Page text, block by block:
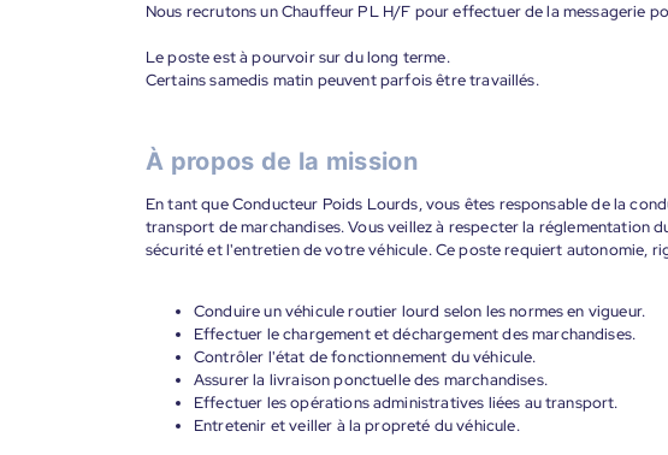
Nous recrutons un Chauffeur PL H/F pour effectuer de la messagerie
Le poste est à pourvoir sur du long terme.
Certains samedis matin peuvent parfois être travaillés.
À propos de la mission
En tant que Conducteur Poids Lourds, vous êtes responsable de la
transport de marchandises. Vous veillez à respecter la réglementation
sécurité et l'entretien de votre véhicule. Ce poste requiert autonomie,
Conduire un véhicule routier lourd selon les normes en vigueur.
Effectuer le chargement et déchargement des marchandises.
Contrôler l'état de fonctionnement du véhicule.
Assurer la livraison ponctuelle des marchandises.
Effectuer les opérations administratives liées au transport.
Entretenir et veiller à la propreté du véhicule.